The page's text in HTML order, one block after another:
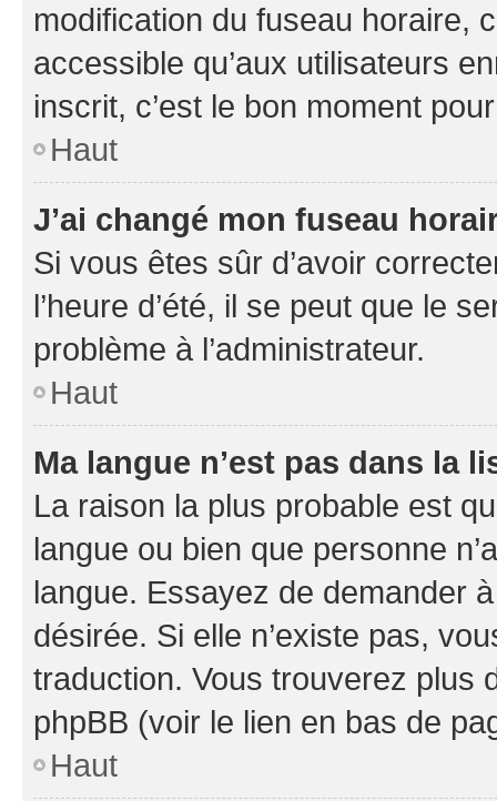
modification du fuseau horaire,
accessible qu’aux utilisateurs
inscrit, c’est le bon moment
Haut
J’ai changé mon fuseau
Si vous êtes sûr d’avoir
l’heure d’été, il se peut que le
problème à l’administrateur.
Haut
Ma langue n’est pas dans la
La raison la plus probable est
langue ou bien que personne
langue. Essayez de demander
désirée. Si elle n’existe pas,
traduction. Vous trouverez plus
phpBB (voir le lien en bas de
Haut